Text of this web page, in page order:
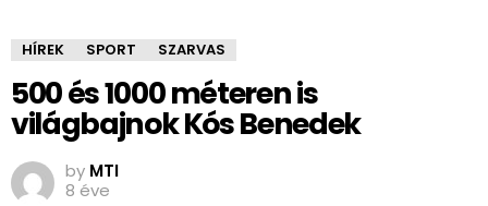
HÍREK SPORT SZARVAS
500 és 1000 méteren is
világbajnok Kós Benedek
by MTI
8 éve